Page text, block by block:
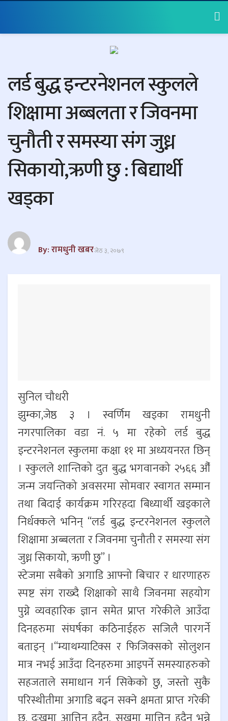
लर्ड बुद्ध इन्टरनेशनल स्कुलले
शिक्षामा अब्बलता र जिवनमा
चुनौती र समस्या संग जुध्न
सिकायो,ऋणी छु : बिद्यार्थी
खड्का
By: रामधुनी खबरजेठ ३, २०७९
सुनिल चौधरी
झुम्का,जेष्ठ ३ । स्वर्णिम खड्का रामधुनी
नगरपालिका वडा नं. ५ मा रहेको लर्ड बुद्ध
इन्टरनेशनल स्कुलमा कक्षा ११ मा अध्ययनरत छिन्
। स्कुलले शान्तिको दुत बुद्ध भगवानको २५६६ औँ
जन्म जयन्तिको अवसरमा सोमवार स्वागत सम्मान
तथा बिदाई कार्यक्रम गरिरहदा बिध्यार्थी खड्काले
निर्धक्कले भनिन् “लर्ड बुद्ध इन्टरनेशनल स्कुलले
शिक्षामा अब्बलता र जिवनमा चुनौती र समस्या संग
जुध्न सिकायो, ऋणी छु” ।
स्टेजमा सबैको अगाडि आफ्नो बिचार र धारणाहरु
स्पष्ट संग राख्दै शिक्षाको साथै जिवनमा सहयोग
पुग्ने व्यवहारिक ज्ञान समेत प्राप्त गरेकीले आउँदा
दिनहरुमा संघर्षका कठिनाईहरु सजिलै पारगर्ने
बताइन् ।“म्याथम्याटिक्स र फिजिक्सको सोलुशन
मात्र नभई आउँदा दिनहरुमा आइपर्ने समस्याहरुको
सहजताले समाधान गर्न सिकेको छु, जस्तो सुकै
परिस्थीतीमा अगाडि बढ्न सक्ने क्षमता प्राप्त गरेकी